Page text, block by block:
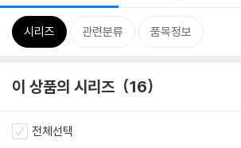
시리즈 관련분류 품목정보
이 상품의 시리즈 16
전체선택